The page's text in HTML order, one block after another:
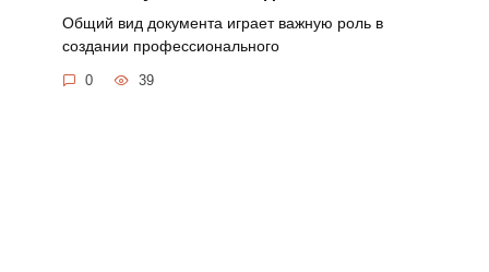
Общий вид документа играет важную роль в
создании профессионального
0 39